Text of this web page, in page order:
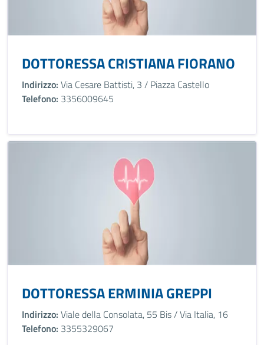
DOTTORESSA CRISTIANA FIORANO
Indirizzo: Via Cesare Battisti, 3 / Piazza Castello
Telefono: 3356009645
DOTTORESSA ERMINIA GREPPI
Indirizzo: Viale della Consolata, 55 Bis / Via Italia, 16
Telefono: 3355329067